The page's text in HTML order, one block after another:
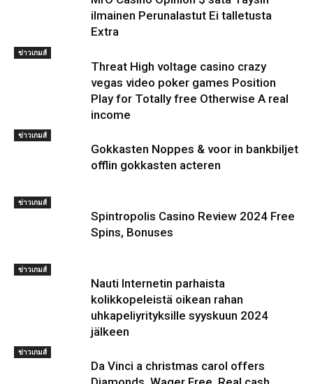
ilmainen Perunalastut Ei talletusta
Extra
ข่าวเกมส์
Threat High voltage casino crazy
vegas video poker games Position
Play for Totally free Otherwise A real
income
ข่าวเกมส์
Gokkasten Noppes & voor in bankbiljet
offlin gokkasten acteren
ข่าวเกมส์
Spintropolis Casino Review 2024 Free
Spins, Bonuses
ข่าวเกมส์
Nauti Internetin parhaista
kolikkopeleistä oikean rahan
uhkapeliyrityksille syyskuun 2024
jälkeen
ข่าวเกมส์
Da Vinci a christmas carol offers